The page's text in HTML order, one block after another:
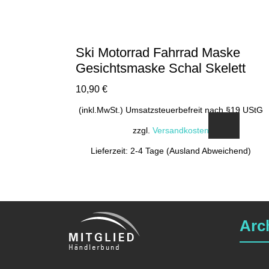
Ski Motorrad Fahrrad Maske
Gesichtsmaske Schal Skelett
10,90 €
(inkl.MwSt.) Umsatzsteuerbefreit nach §19 UStG
zzgl. Versandkosten
Lieferzeit: 2-4 Tage (Ausland Abweichend)